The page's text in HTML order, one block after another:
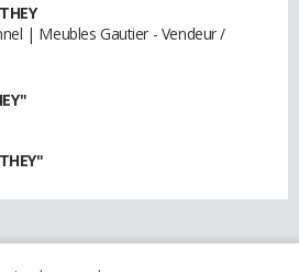
| Meubles Gautier - Vendeur /